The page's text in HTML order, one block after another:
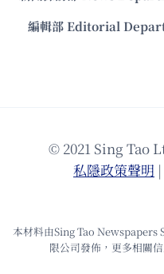
編輯部 Editorial
© 2021 Sing Tao
私隱政策聲明 |
本材料由Sing Tao
限公司發佈，更多相關